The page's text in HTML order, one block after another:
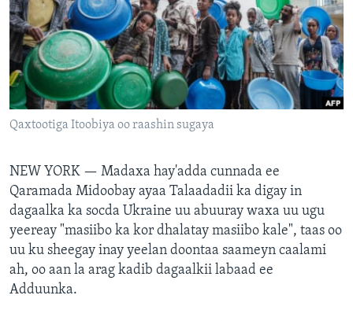
FAAQIDAADDA TODDOBAADKA
DHEXTAALKA TODDOBAADKA
Qaxtootiga Itoobiya oo raashin sugaya
NEW YORK — Madaxa hay'adda cunnada ee
Qaramada Midoobay ayaa Talaadadii ka digay in
dagaalka ka socda Ukraine uu abuuray waxa uu ugu
yeereay "masiibo ka kor dhalatay masiibo kale", taas oo
uu ku sheegay inay yeelan doontaa saameyn caalami
ah, oo aan la arag kadib dagaalkii labaad ee
Adduunka.